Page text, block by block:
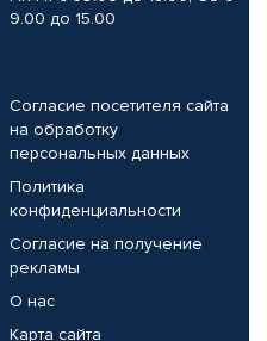
9.00 до 15.00
Согласие посетителя сайта
на обработку
персональных данных
Политика
конфиденциальности
Согласие на получение
рекламы
О нас
Карта сайта